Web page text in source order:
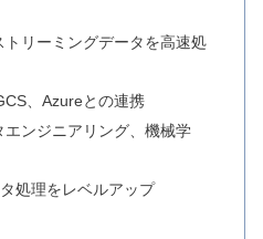
トリーミングデータを高速処
、Azureとの連携
ンジニアリング、機械学
処理をレベルアップ